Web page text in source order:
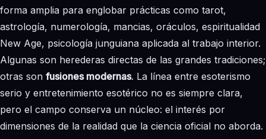
forma amplia para englobar prácticas como tarot,
astrología, numerología, mancias, oráculos, espiritualidad
New Age, psicología junguiana aplicada al trabajo interior.
Algunas son herederas directas de las grandes tradiciones;
otras son fusiones modernas. La línea entre esoterismo
serio y entretenimiento esotérico no es siempre clara,
pero el campo conserva un núcleo: el interés por
dimensiones de la realidad que la ciencia oficial no aborda.